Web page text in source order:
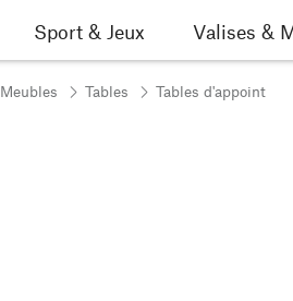
Sport & Jeux
Valises &
Meubles Tables Tables d'appoint